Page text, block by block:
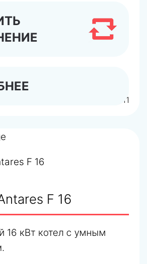
арт.442111
F 16
16 кВт котел с умным